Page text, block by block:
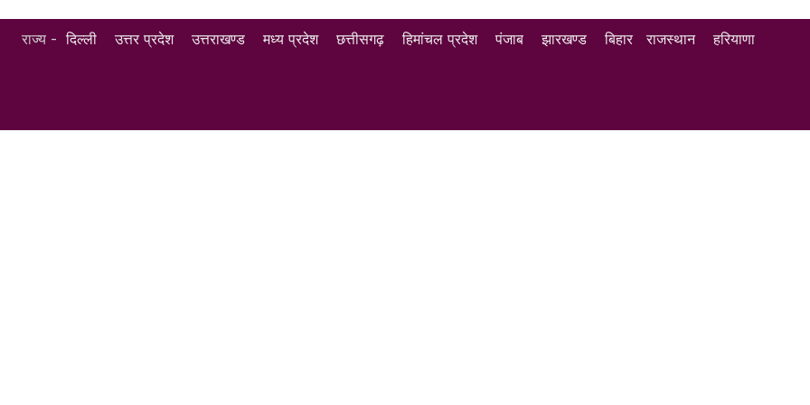
राज्य -दिल्ली उत्तर प्रदेश उत्तराखण्ड मध्य प्रदेश छत्तीसगढ़ हिमांचल प्रदेश पंजाब झारखण्ड बिहार राजस्थान हरियाणा